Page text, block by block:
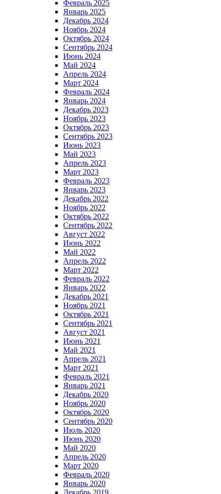
Февраль 2025
Январь 2025
Декабрь 2024
Ноябрь 2024
Октябрь 2024
Сентябрь 2024
Июнь 2024
Май 2024
Апрель 2024
Март 2024
Февраль 2024
Январь 2024
Декабрь 2023
Ноябрь 2023
Октябрь 2023
Сентябрь 2023
Июнь 2023
Май 2023
Апрель 2023
Март 2023
Февраль 2023
Январь 2023
Декабрь 2022
Ноябрь 2022
Октябрь 2022
Сентябрь 2022
Август 2022
Июнь 2022
Май 2022
Апрель 2022
Март 2022
Февраль 2022
Январь 2022
Декабрь 2021
Ноябрь 2021
Октябрь 2021
Сентябрь 2021
Август 2021
Июнь 2021
Май 2021
Апрель 2021
Март 2021
Февраль 2021
Январь 2021
Декабрь 2020
Ноябрь 2020
Октябрь 2020
Сентябрь 2020
Июль 2020
Июнь 2020
Май 2020
Апрель 2020
Март 2020
Февраль 2020
Январь 2020
Декабрь 2019